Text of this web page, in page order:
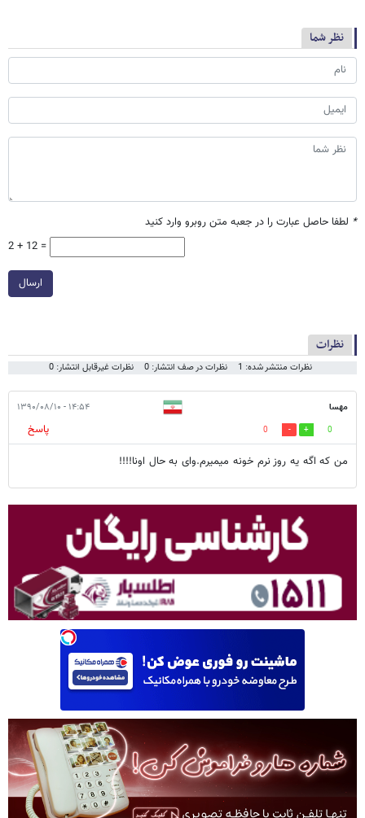
نظر شما
* لطفا حاصل عبارت را در جعبه متن روبرو وارد کنید
2 + 12 =
ارسال
نظرات
نظرات منتشر شده: 1 نظرات در صف انتشار: 0 نظرات غیرقابل انتشار: 0
مهسا ۱۴:۵۴ - ۱۳۹۰/۰۸/۱۰
0
0
پاسخ
من که اگه یه روز نرم خونه میمیرم.وای به حال اونا!!!!